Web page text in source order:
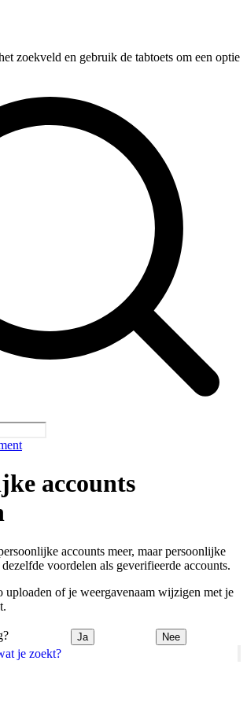
zoekveld en gebruik de tabtoets om een optie
je zoekt?
accounts
accounts meer, maar persoonlijke
voordelen als geverifieerde accounts.
uploaden of je weergavenaam wijzigen met je
Ja Nee